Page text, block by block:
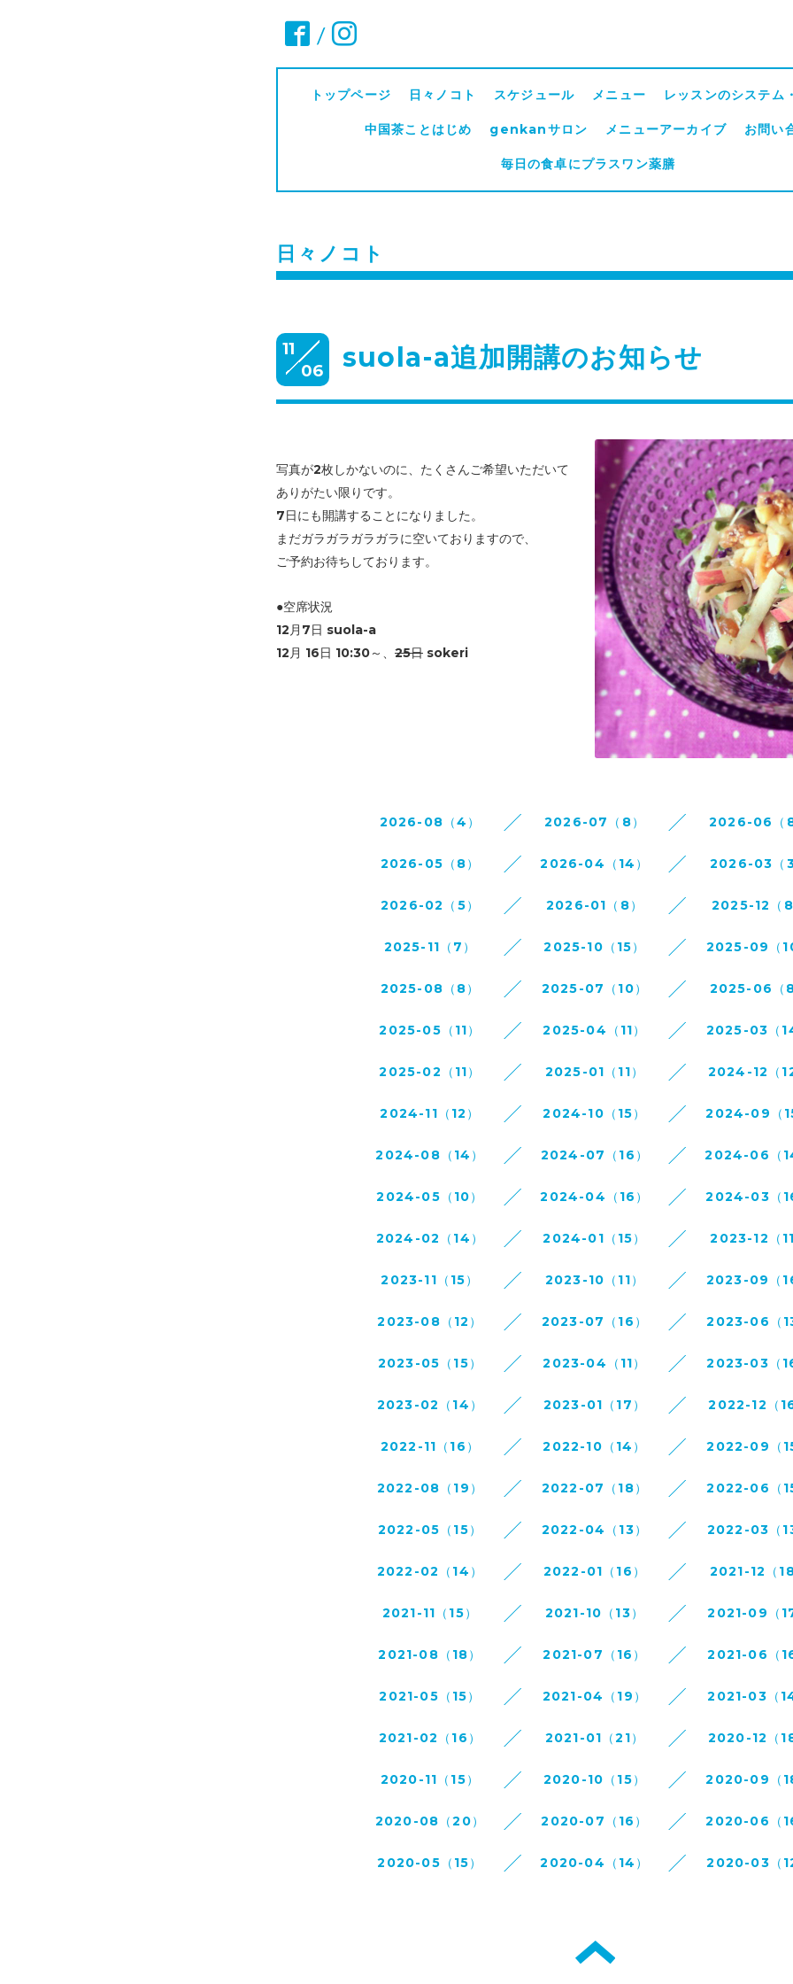
/
トップページ 日々ノコト スケジュール メニュー レッスンのシステム
中国茶ことはじめ genkanサロン メニューアーカイブ お問い
毎日の食卓にプラスワン薬膳
日々ノコト
11
06
suola-a追加開講のお知らせ
写真が2枚しかないのに、たくさんご希望いただいて
ありがたい限りです。
7日にも開講することになりました。
まだガラガラガラガラに空いておりますので、
ご予約お待ちしております。
●空席状況
12月7日 suola-a
12月 16日 10:30～、 25日 sokeri
2026-08（4） 2026-07（8） 2026-06（8
2026-05（8） 2026-04（14） 2026-03（3
2026-02（5） 2026-01（8） 2025-12（8
2025-11（7） 2025-10（15） 2025-09（10
2025-08（8） 2025-07（10） 2025-06（8
2025-05（11） 2025-04（11） 2025-03（14
2025-02（11） 2025-01（11） 2024-12（12
2024-11（12） 2024-10（15） 2024-09（
2024-08（14） 2024-07（16） 2024-06（
2024-05（10） 2024-04（16） 2024-03（
2024-02（14） 2024-01（15） 2023-12（11
2023-11（15） 2023-10（11） 2023-09（16
2023-08（12） 2023-07（16） 2023-06（13
2023-05（15） 2023-04（11） 2023-03（16
2023-02（14） 2023-01（17） 2022-12（16
2022-11（16） 2022-10（14） 2022-09（15
2022-08（19） 2022-07（18） 2022-06（15
2022-05（15） 2022-04（13） 2022-03（13
2022-02（14） 2022-01（16） 2021-12（18
2021-11（15） 2021-10（13） 2021-09（17
2021-08（18） 2021-07（16） 2021-06（16
2021-05（15） 2021-04（19） 2021-03（14
2021-02（16） 2021-01（21） 2020-12（18
2020-11（15） 2020-10（15） 2020-09（
2020-08（20） 2020-07（16） 2020-06（
2020-05（15） 2020-04（14） 2020-03（12